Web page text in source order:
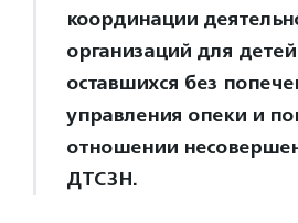
координации
организаций для
оставшихся без
управления опеки и
отношении
ДТСЗН.